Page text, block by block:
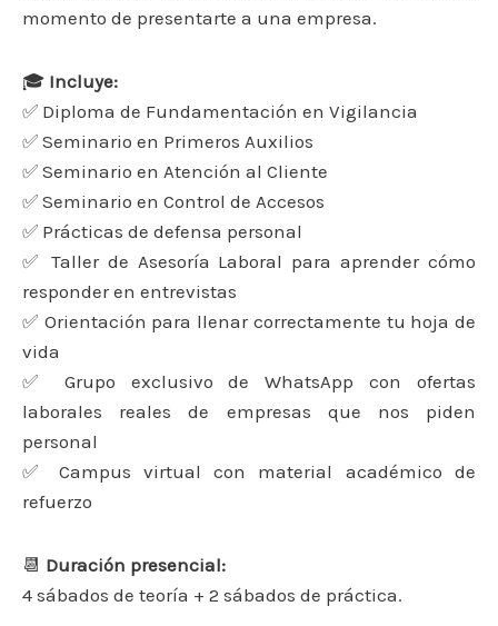
momento de presentarte a una empresa.
🎓 Incluye:
✅ Diploma de Fundamentación en Vigilancia
✅ Seminario en Primeros Auxilios
✅ Seminario en Atención al Cliente
✅ Seminario en Control de Accesos
✅ Prácticas de defensa personal
✅ Taller de Asesoría Laboral para aprender cómo
responder en entrevistas
✅ Orientación para llenar correctamente tu hoja de
vida
✅ Grupo exclusivo de WhatsApp con ofertas
laborales reales de empresas que nos piden
personal
✅ Campus virtual con material académico de
refuerzo
📆 Duración presencial:
4 sábados de teoría + 2 sábados de práctica.